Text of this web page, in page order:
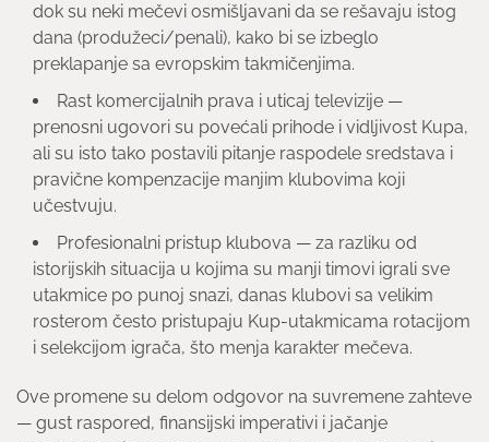
dok su neki mečevi osmišljavani da se rešavaju istog
dana (produžeci/penali), kako bi se izbeglo
preklapanje sa evropskim takmičenjima.
Rast komercijalnih prava i uticaj televizije —
prenosni ugovori su povećali prihode i vidljivost Kupa,
ali su isto tako postavili pitanje raspodele sredstava i
pravične kompenzacije manjim klubovima koji
učestvuju.
Profesionalni pristup klubova — za razliku od
istorijskih situacija u kojima su manji timovi igrali sve
utakmice po punoj snazi, danas klubovi sa velikim
rosterom često pristupaju Kup-utakmicama rotacijom
i selekcijom igrača, što menja karakter mečeva.
Ove promene su delom odgovor na suvremene zahteve
— gust raspored, finansijski imperativi i jačanje